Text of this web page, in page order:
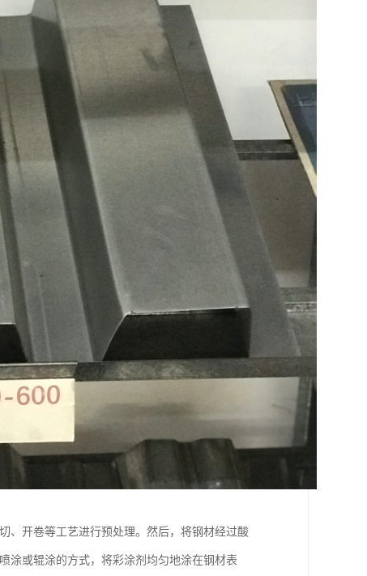
、开卷等工艺进行预处理。然后，将钢材经过酸
涂或辊涂的方式，将彩涂剂均匀地涂在钢材表